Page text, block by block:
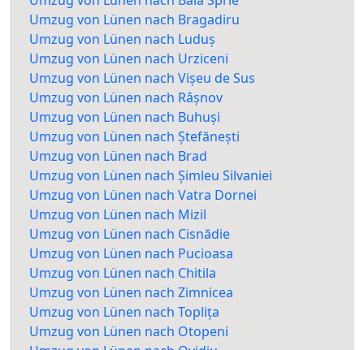
Umzug von Lünen nach Bragadiru
Umzug von Lünen nach Luduș
Umzug von Lünen nach Urziceni
Umzug von Lünen nach Vișeu de Sus
Umzug von Lünen nach Râșnov
Umzug von Lünen nach Buhuși
Umzug von Lünen nach Ștefănești
Umzug von Lünen nach Brad
Umzug von Lünen nach Șimleu Silvaniei
Umzug von Lünen nach Vatra Dornei
Umzug von Lünen nach Mizil
Umzug von Lünen nach Cisnădie
Umzug von Lünen nach Pucioasa
Umzug von Lünen nach Chitila
Umzug von Lünen nach Zimnicea
Umzug von Lünen nach Toplița
Umzug von Lünen nach Otopeni